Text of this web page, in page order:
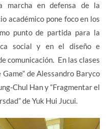
marcha en defensa de la
académico pone foco en los
punto de partida para la
social y en el diseño e
comunicación. En las clases
de Alessandro Baryco
Chul Han y “Fragmentar el
de Yuk Hui Jucui.